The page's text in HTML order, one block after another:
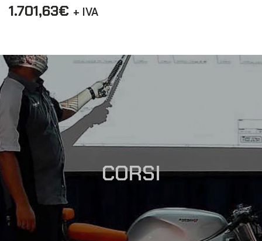
1.701,63€ + IVA
CORSI